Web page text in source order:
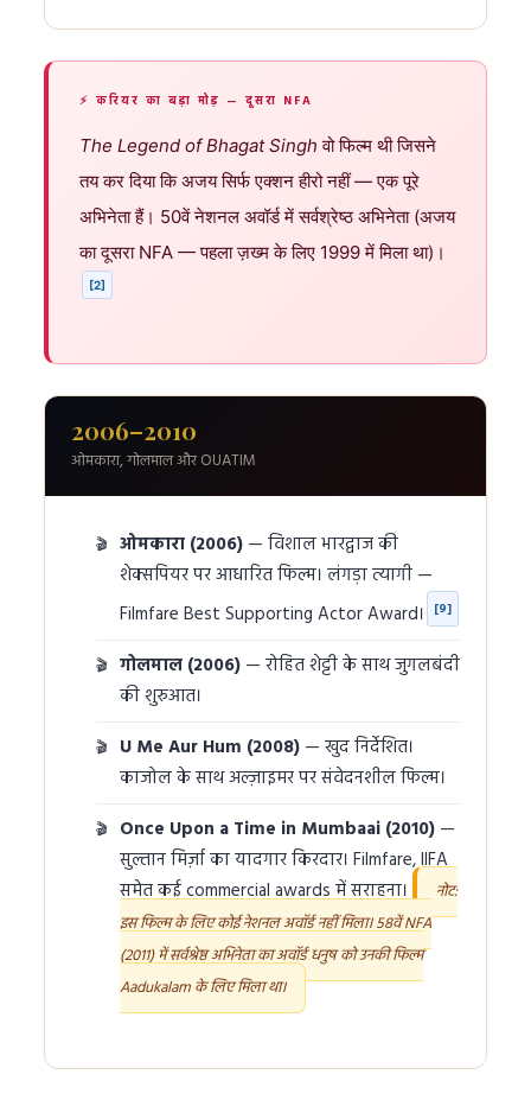
⚡ करियर का बड़ा मोड़ — दूसरा NFA
The Legend of Bhagat Singh वो फिल्म थी जिसने
तय कर दिया कि अजय सिर्फ एक्शन हीरो नहीं — एक पूरे
अभिनेता हैं। 50वें नेशनल अवॉर्ड में सर्वश्रेष्ठ अभिनेता (अजय
का दूसरा NFA — पहला ज़ख्म के लिए 1999 में मिला था)।
[2]
2006–2010
ओमकारा, गोलमाल और OUATIM
ओमकारा (2006) — विशाल भारद्वाज की
शेक्सपियर पर आधारित फिल्म। लंगड़ा त्यागी —
Filmfare Best Supporting Actor Award।
[9]
गोलमाल (2006) — रोहित शेट्टी के साथ जुगलबंदी
की शुरुआत।
U Me Aur Hum (2008) — खुद निर्देशित।
काजोल के साथ अल्ज़ाइमर पर संवेदनशील फिल्म।
Once Upon a Time in Mumbaai (2010) —
सुल्तान मिर्ज़ा का यादगार किरदार। Filmfare, IIFA
समेत कई commercial awards में सराहना।
नोट:
इस फिल्म के लिए कोई नेशनल अवॉर्ड नहीं मिला। 58वें NFA
(2011) में सर्वश्रेष्ठ अभिनेता का अवॉर्ड धनुष को उनकी फिल्म
Aadukalam के लिए मिला था।